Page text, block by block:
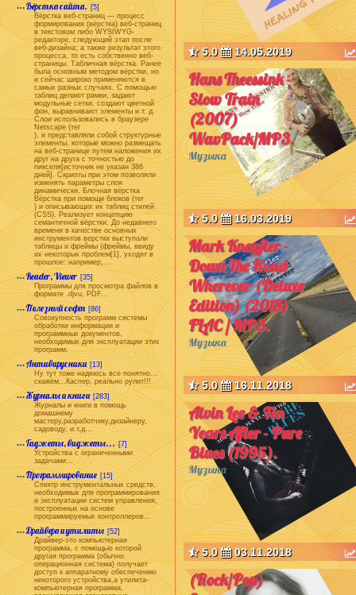
Вёрстка сайта. [5]
Вёрстка веб-страниц — процесс
формирования (вёрстка) веб-страниц
в текстовом либо WYSIWYG-
редакторе, следующий этап после
веб-дизайна; а также результат этого
процесса, то есть собственно веб-
страницы. Табличная вёрстка. Ранее
была основным методом вёрстки, но
и сейчас широко применяются в
самых разных случаях. С помощью
таблиц делают рамки, задают
модульные сетки, создают цветной
фон, выравнивают элементы и т. д.
Слои использовались в браузере
Netscape (тег
), и представляли собой структурные
элементы, которые можно размещать
на веб-странице путем наложения их
друг на друга с точностью до
пикселя[источник не указан 386
дней]. Скрипты при этом позволяли
изменять параметры слоя
динамически. Блочная вёрстка
Вёрстка при помощи блоков (тег
) и описывающих их таблиц стилей
(CSS). Реализует концепцию
семантичной вёрстки. До недавнего
времени в качестве основных
инструментов верстки выступали
таблицы и фреймы (фреймы, ввиду
их некоторых проблем[1], уходят в
прошлое: например,...
Reader, Viewer [35]
Программы для просмотра файлов в
формате .djvu, PDF...
Полезный софт [86]
Совокупность программ системы
обработки информации и
программных документов,
необходимых для эксплуатации этих
программ.
Антивирусники [13]
Ну тут тоже надеюсь все понятно...
скажем...Каспер, реально рулит!!!
Журналы и книги [283]
Журналы и книги в помощь
домашнему
мастеру,разработчику,дизайнеру,
садоводу, и.т.д...
Гаджеты, виджеты... [7]
Устройства с ограниченными
задачами...
Программирование [15]
Спектр инструментальных средств,
необходимых для программирования
и эксплуатации систем управления,
построенных на основе
программируемых контроллеров...
Драйвера и утилиты [52]
Драйвер-это компьютерная
программа, с помощью которой
другая программа (обычно
операционная система) получает
доступ к аппаратному обеспечению
некоторого устройства,а утилита-
компьютерная программа,
5.0 14.05.2019
Hans Theessink -
Slow Train
(2007)
WavPack/MP3.
Музыка
5.0 16.03.2019
Mark Knopfler -
Down The Road
Wherever (Deluxe
Edition) (2018)
FLAC / MP3.
Музыка
5.0 16.11.2018
Alvin Lee & Ten
Years After - Pure
Blues (1995).
Музыка
5.0 03.11.2018
(Rock/Pop)